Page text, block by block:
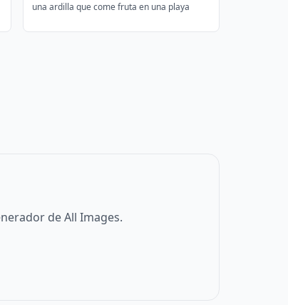
una ardilla que come fruta en una playa
de All Images.